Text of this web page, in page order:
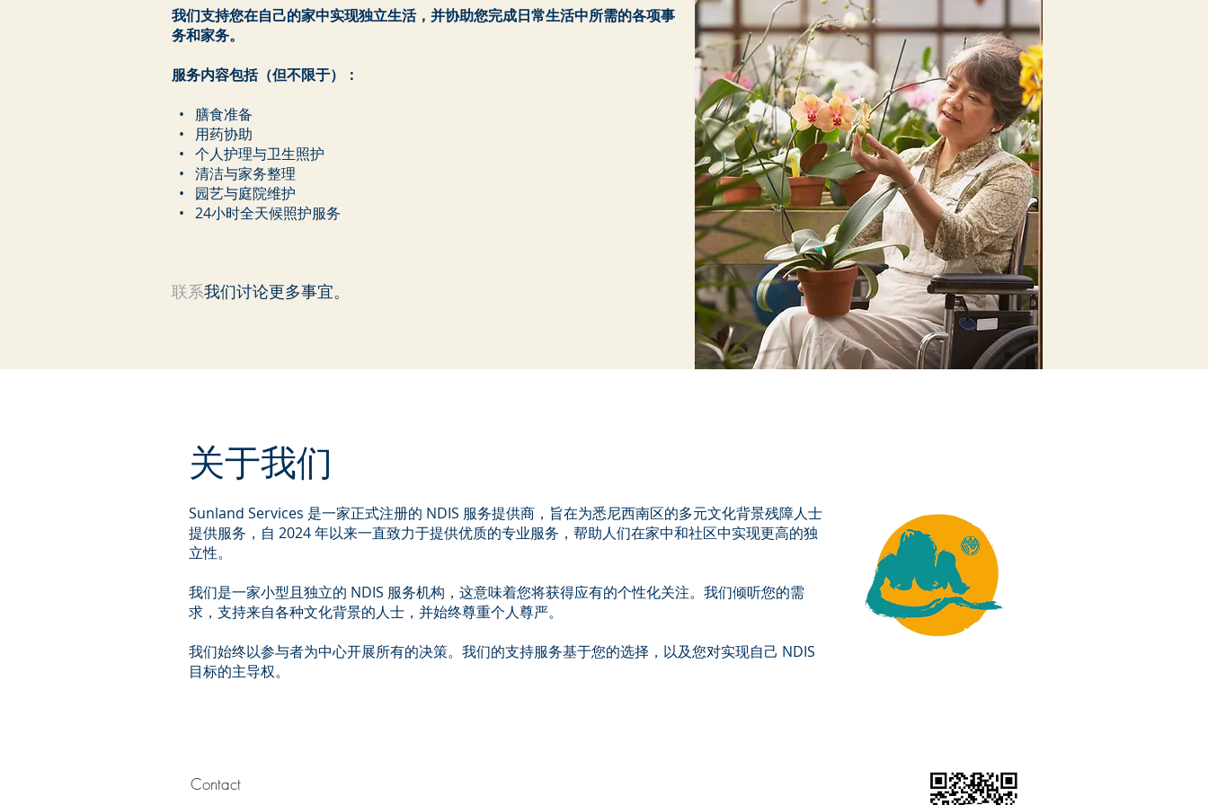
我们支持您在自己的家中实现独立生活，并协助您完成日常生活中所需的各项事
务和家务。
服务内容包括（但不限于）：
• 膳食准备
• 用药协助
• 个人护理与卫生照护
• 清洁与家务整理
• 园艺与庭院维护
• 24小时全天候照护服务
​​联系我们讨论更多事宜。
关于我们
Sunland Services 是一家正式注册的 NDIS 服务提供商，旨在为悉尼西南区的多元文化背景残障人士
提供服务，自 2024 年以来一直致力于提供优质的专业服务，帮助人们在家中和社区中实现更高的独
立性。
我们是一家小型且独立的 NDIS 服务机构，这意味着您将获得应有的个性化关注。我们倾听您的需
求，支持来自各种文化背景的人士，并始终尊重个人尊严。
我们始终以参与者为中心开展所有的决策。我们的支持服务基于您的选择，以及您对实现自己 NDIS
目标的主导权。
Contact